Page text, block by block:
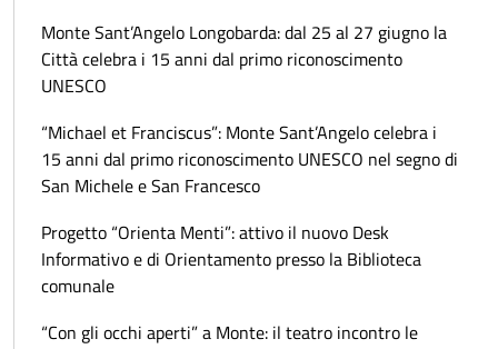
Monte Sant’Angelo Longobarda: dal 25 al 27 giugno la
Città celebra i 15 anni dal primo riconoscimento
UNESCO
“Michael et Franciscus”: Monte Sant’Angelo celebra i
15 anni dal primo riconoscimento UNESCO nel segno di
San Michele e San Francesco
Progetto “Orienta Menti”: attivo il nuovo Desk
Informativo e di Orientamento presso la Biblioteca
comunale
“Con gli occhi aperti” a Monte: il teatro incontro le